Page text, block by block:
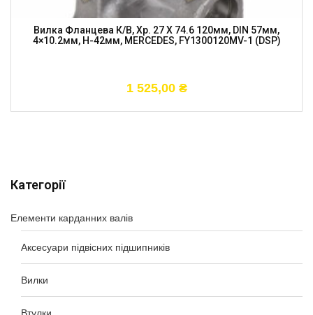
Категорії
Елементи карданних валів
Аксесуари підвісних підшипників
Вилки
Вилка Фланцева К/в, Хр. 27 X 74.6 120мм, DIN 57мм,
4×10.2мм, H-42мм, MERCEDES, FY1300120MV-1 (DSP)
1 525,00 ₴